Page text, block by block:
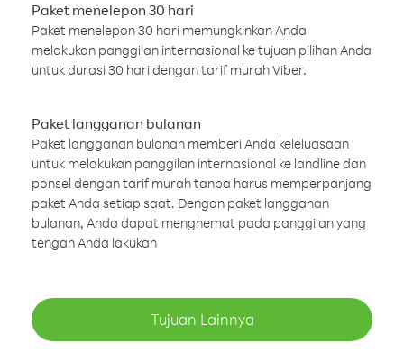
Paket menelepon 30 hari
Paket menelepon 30 hari memungkinkan Anda
melakukan panggilan internasional ke tujuan pilihan Anda
untuk durasi 30 hari dengan tarif murah Viber.
Paket langganan bulanan
Paket langganan bulanan memberi Anda keleluasaan
untuk melakukan panggilan internasional ke landline dan
ponsel dengan tarif murah tanpa harus memperpanjang
paket Anda setiap saat. Dengan paket langganan
bulanan, Anda dapat menghemat pada panggilan yang
tengah Anda lakukan
Tujuan Lainnya